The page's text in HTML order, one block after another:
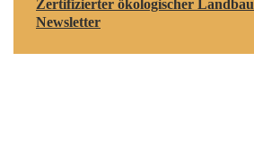
Zertifizierter ökologischer Landbau
Newsletter